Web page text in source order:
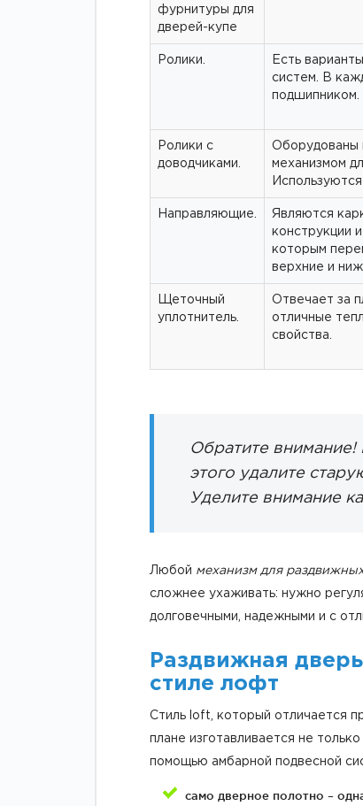
фурнитуры для
дверей-купе
Ролики.
Есть
систем. В
подшипником.
Ролики с
доводчиками.
Оборудованы
механизмом
Направляющие.
Являются
конструкции
которым
верхние и
Щеточный
уплотнитель.
Отвечает за
отличные
свойства.
Обратите
этого удалите
Уделите внимание
Любой механизм для
сложнее ухаживать: нужно
долговечными, надежными и с
Раздвижная
стиле лофт
Стиль loft, который отличается
плане изготавливается не
помощью амбарной подвесной
само дверное полотно –